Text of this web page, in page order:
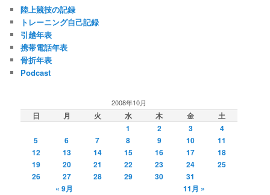
陸上競技の記録
トレーニング自己記録
引越年表
携帯電話年表
骨折年表
Podcast
2008年10月
日 月 火 水 木 金
土
1
2 3
4
5
6 7 8 9 10
11
12
13 14 15 16 17
18
19
20 21 22 23 24
25
26
27 28 29 30
31
« 9月
11月 »